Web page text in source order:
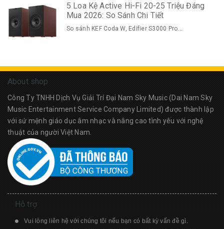
5 Loa Kệ Active Hi-Fi 20-25 Triệu Đáng
Mua 2026: So Sánh Chi Tiết
So sánh KEF Coda W, Edifier S3000 Pro...
About shop
Công Ty TNHH Dịch Vụ Giải Trí Đại Nam Sky Music (Dai Nam Sky
Music Entertainment Service Company Limited) được thành lập
với sứ mệnh giáo dục âm nhạc và nâng cao tình yêu với nghệ
thuật của người Việt Nam.
Hỗ trợ
Vui lòng liên hệ với chúng tôi nếu bạn có bất kỳ vấn đề gì.